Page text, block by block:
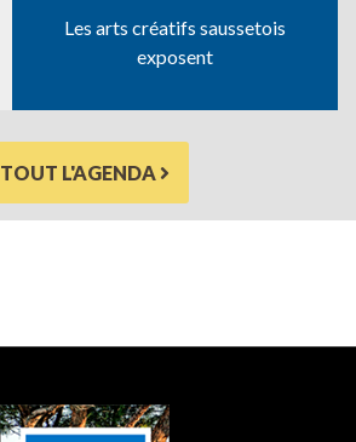
Les arts créatifs saussetois
exposent
TOUT L'AGENDA